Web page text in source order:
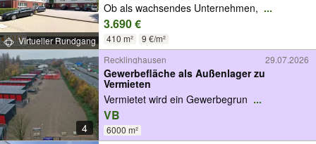
Virtueller Rundgang
Ob als wachsendes Unternehmen, ...
3.690 €
410 m² 9 €/m²
4
Recklinghausen 29.07.2026
Gewerbefläche als Außenlager zu
Vermieten
Vermietet wird ein Gewerbegrun ...
VB
6000 m²